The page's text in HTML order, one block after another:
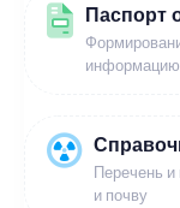
Паспорт
информацию
Перечень
и почву